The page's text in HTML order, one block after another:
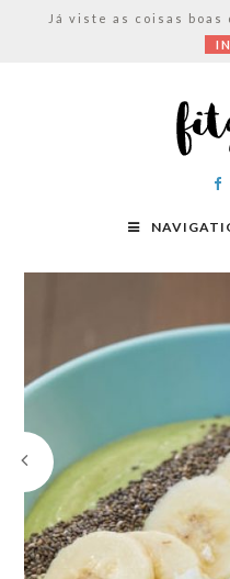
Já viste as coisas